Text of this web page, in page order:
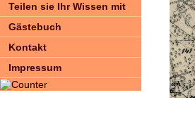
Teilen sie Ihr Wissen mit
Gästebuch
Kontakt
Impressum